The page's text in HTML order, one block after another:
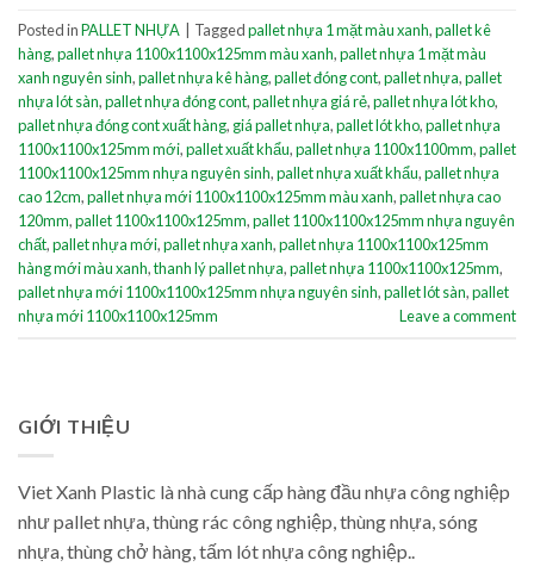
Posted inPALLET NHỰA Taggedpallet nhựa 1 mặt màu xanh,pallet kê
hàng,pallet nhựa 1100x1100x125mm màu xanh,pallet nhựa 1 mặt màu
xanh nguyên sinh,pallet nhựa kê hàng,pallet đóng cont,pallet nhựa,pallet
nhựa lót sàn,pallet nhựa đóng cont,pallet nhựa giá rẻ,pallet nhựa lót kho,
pallet nhựa đóng cont xuất hàng, giá pallet nhựa,pallet lót kho,pallet nhựa
1100x1100x125mm mới,pallet xuất khẩu,pallet nhựa 1100x1100mm,pallet
1100x1100x125mm nhựa nguyên sinh,pallet nhựa xuất khẩu,pallet nhựa
cao 12cm,pallet nhựa mới 1100x1100x125mm màu xanh,pallet nhựa cao
120mm,pallet 1100x1100x125mm,pallet 1100x1100x125mm nhựa nguyên
chất,pallet nhựa mới,pallet nhựa xanh,pallet nhựa 1100x1100x125mm
hàng mới màu xanh,thanh lý pallet nhựa,pallet nhựa 1100x1100x125mm,
pallet nhựa mới 1100x1100x125mm nhựa nguyên sinh,pallet lót sàn,pallet
nhựa mới 1100x1100x125mm
Leave a comment
GIỚI THIỆU
Viet Xanh Plastic là nhà cung cấp hàng đầu nhựa công nghiệp
như pallet nhựa, thùng rác công nghiệp, thùng nhựa, sóng
nhựa, thùng chở hàng, tấm lót nhựa công nghiệp..